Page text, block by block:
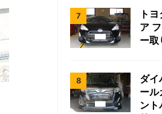
ト
ア
ー取
ダイ
ール
ント